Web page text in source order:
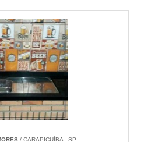
/ CARAPICUÍBA - SP